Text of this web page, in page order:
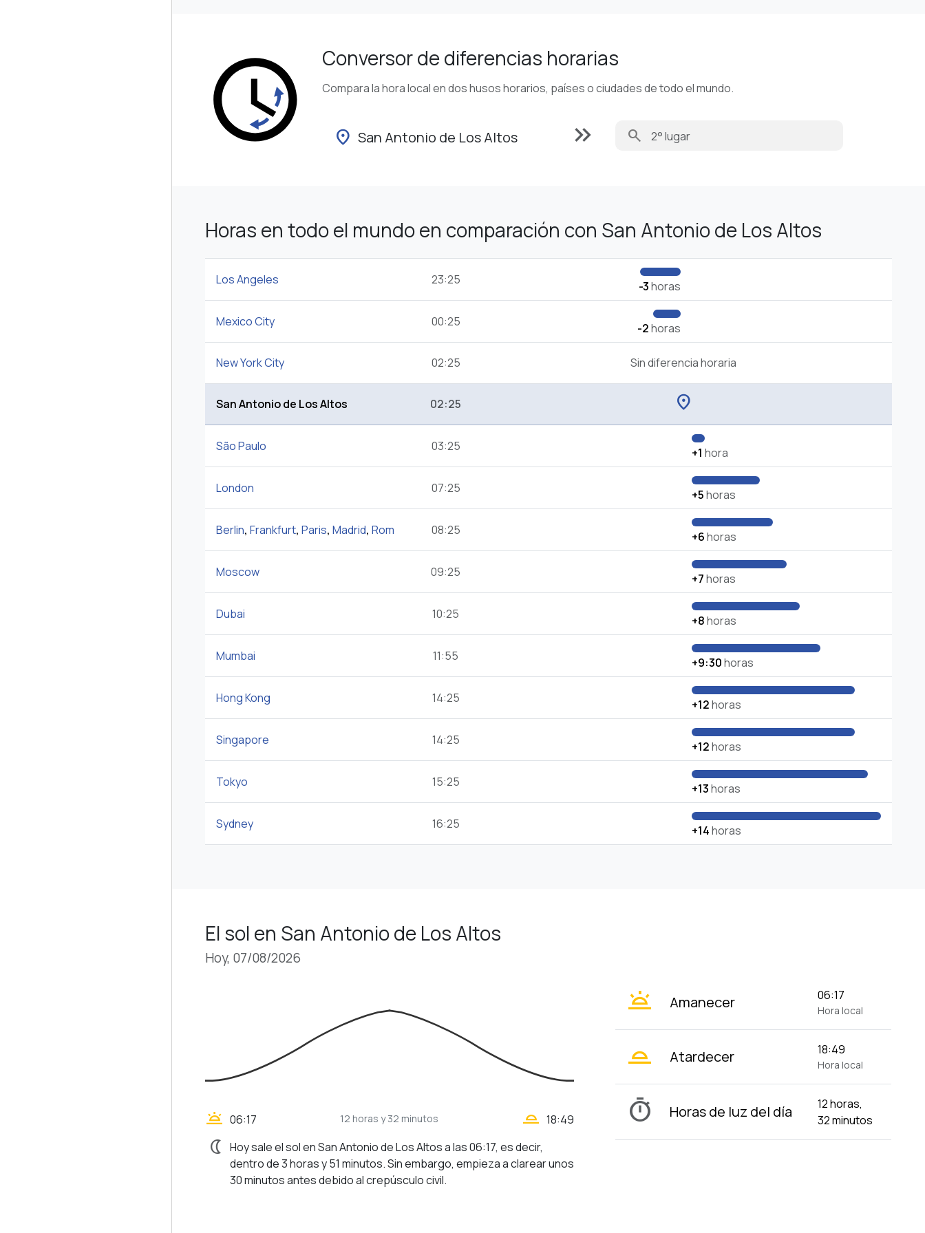
Conversor de diferencias horarias
Compara la hora local en dos husos horarios, países o ciudades de todo el mundo.
location_on San Antonio de Los Altos keyboard_double_arrow_right search
Horas en todo el mundo en comparación con San Antonio de Los Altos
Los Angeles 23:25 -3horas
Mexico City 00:25 -2horas
New York City 02:25 Sin diferencia horaria
San Antonio de Los Altos 02:25 location_on
São Paulo 03:25 +1 hora
London 07:25 +5horas
Berlin, Frankfurt, Paris, Madrid, Rom 08:25 +6horas
Moscow 09:25 +7horas
Dubai 10:25 +8horas
Mumbai 11:55 +9:30horas
Hong Kong 14:25 +12horas
Singapore 14:25 +12horas
Tokyo 15:25 +13horas
Sydney 16:25 +14horas
El sol en San Antonio de Los Altos
Hoy, 07/08/2026
wb_twilight 06:17 12 horas y 32 minutos wb_twilight_2 18:49
nightlight Hoy sale el sol en San Antonio de Los Altos a las 06:17, es decir,
dentro de 3 horas y 51 minutos. Sin embargo, empieza a clarear unos
30 minutos antes debido al crepúsculo civil.
wb_twilight Amanecer 06:17
Hora local
wb_twilight_2 Atardecer 18:49
Hora local
timer Horas de luz del día
12 horas,
32 minutos